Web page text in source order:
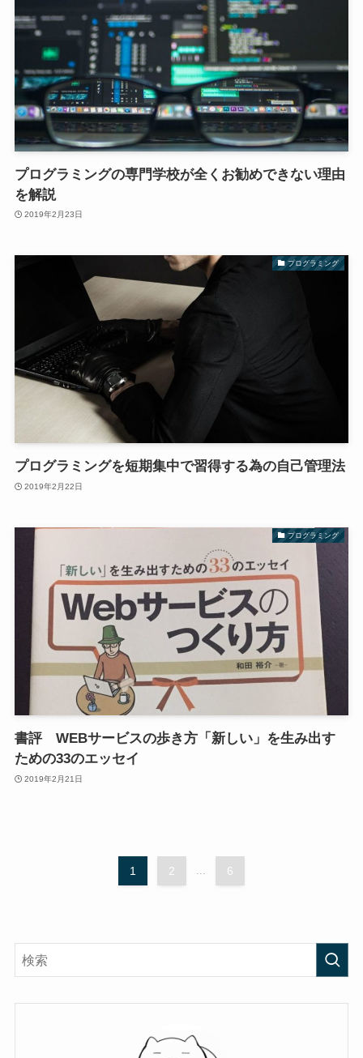
プログラミングの専門学校が全くお勧めできない理由
を解説
2019年2月23日
プログラミング
プログラミングを短期集中で習得する為の自己管理法
2019年2月22日
プログラミング
書評 WEBサービスの歩き方「新しい」を生み出す
ための33のエッセイ
2019年2月21日
1 2 ... 6